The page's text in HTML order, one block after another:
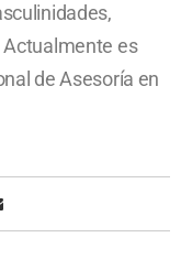
Actualmente es
de Asesoría en